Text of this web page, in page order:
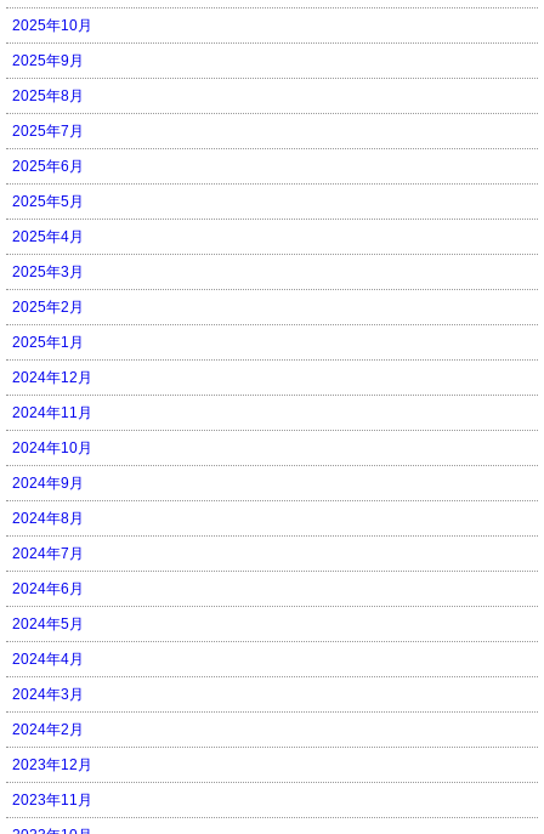
2025年10月
2025年9月
2025年8月
2025年7月
2025年6月
2025年5月
2025年4月
2025年3月
2025年2月
2025年1月
2024年12月
2024年11月
2024年10月
2024年9月
2024年8月
2024年7月
2024年6月
2024年5月
2024年4月
2024年3月
2024年2月
2023年12月
2023年11月